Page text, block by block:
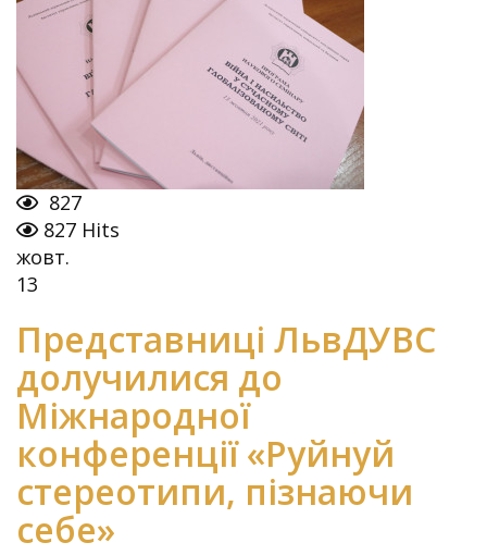
827
827 Hits
жовт.
13
Представниці ЛьвДУВС
долучилися до
Міжнародної
конференції «Руйнуй
стереотипи, пізнаючи
себе»